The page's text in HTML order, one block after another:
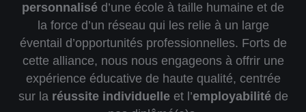
personnalisé d’une école à taille humaine et de
la force d’un réseau qui les relie à un large
éventail d’opportunités professionnelles. Forts de
cette alliance, nous nous engageons à offrir une
expérience éducative de haute qualité, centrée
sur la réussite individuelle et l’employabilitéde